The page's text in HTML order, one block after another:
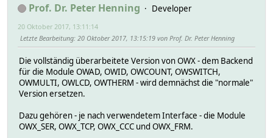
Prof. Dr. Peter Henning Developer
20 Oktober 2017, 13:11:14
Letzte Bearbeitung: 20 Oktober 2017, 13:15:19 von Prof. Dr. Peter Henning
Die vollständig überarbeitete Version von OWX - dem Backend
für die Module OWAD, OWID, OWCOUNT, OWSWITCH,
OWMULTI, OWLCD, OWTHERM - wird demnächst die "normale"
Version ersetzen.
Dazu gehören - je nach verwendetem Interface - die Module
OWX_SER, OWX_TCP, OWX_CCC und OWX_FRM.